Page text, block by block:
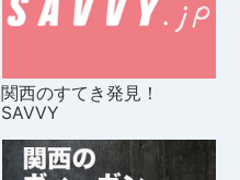
関西のすてき発見！
SAVVY